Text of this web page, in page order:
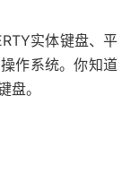
实体键盘、平
作系统。你知道
。